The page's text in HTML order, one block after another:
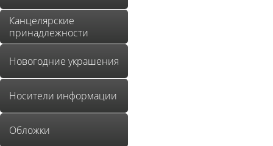
Канцелярские
принадлежности
Новогодние украшения
Носители информации
Обложки